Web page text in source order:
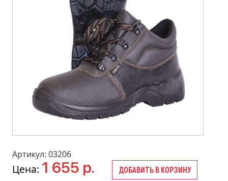
Артикул: 03206
Цена: 1 655 р. ДОБАВИТЬ В КОРЗИНУ